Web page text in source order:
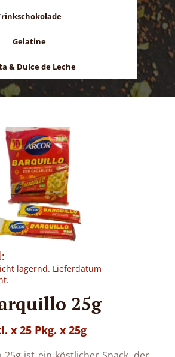
Gelatine
& Dulce de Leche
lagernd. Lieferdatum
25g
x 25 Pkg. x 25g